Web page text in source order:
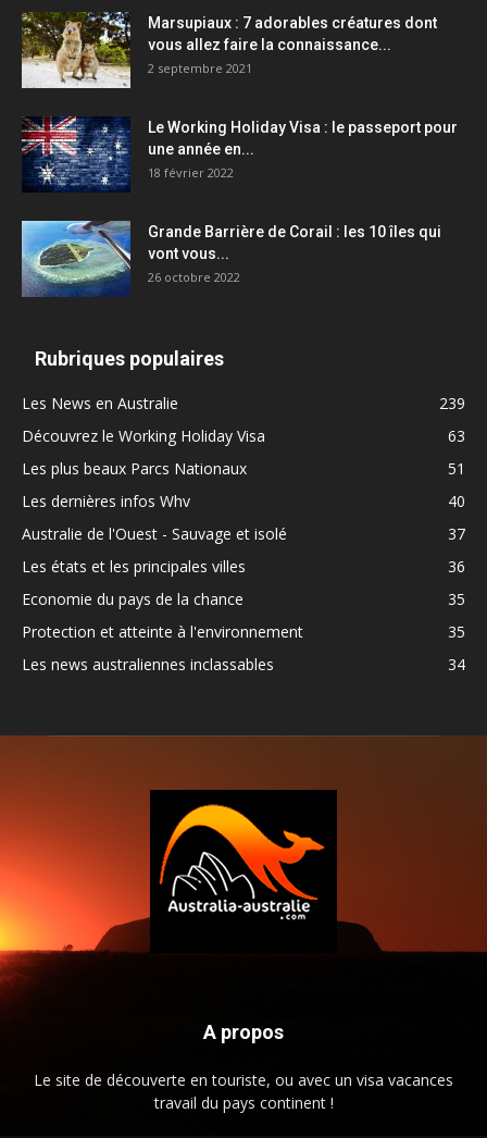
Marsupiaux : 7 adorables créatures dont
vous allez faire la connaissance...
2 septembre 2021
Le Working Holiday Visa : le passeport pour
une année en...
18 février 2022
Grande Barrière de Corail : les 10 îles qui
vont vous...
26 octobre 2022
Rubriques populaires
Les News en Australie
239
Découvrez le Working Holiday Visa
63
Les plus beaux Parcs Nationaux
51
Les dernières infos Whv
40
Australie de l'Ouest - Sauvage et isolé
37
Les états et les principales villes
36
Economie du pays de la chance
35
Protection et atteinte à l'environnement
35
Les news australiennes inclassables
34
A propos
Le site de découverte en touriste, ou avec un visa vacances
travail du pays continent !